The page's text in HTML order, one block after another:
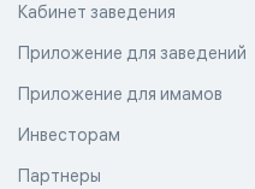
Кабинет заведения
Приложение для заведений
Приложение для имамов
Инвесторам
Партнеры